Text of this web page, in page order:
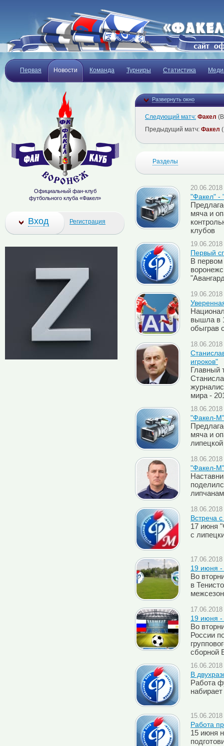
Первая Новости Команда Турниры Статистика
Развернуть окно
Следующий матч: Факел
Предыдущий матч: Факел
Разделы
"Факел" -
мяча и
клубов
Первый
В
вышла в
обыграв
игроков"
Главный
мира -
"Факел-М"
мяча и
"Факел-
Встреча
17 июня
с
19 июня -
Во
в
19 июня -
Во
России
сборной
В
Работа
Работа
15 июня
Официальный фан-клуб
футбольного клуба «Факел»
Вход Регистрация